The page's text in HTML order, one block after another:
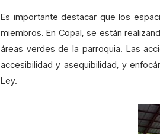
Es importante destacar que los
miembros. En Copal, se están
áreas verdes de la parroquia. Las
accesibilidad y asequibilidad, y
Ley.